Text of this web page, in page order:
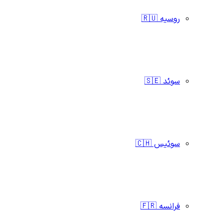
روسیه 🇷🇺
سوئد 🇸🇪
سوئیس 🇨🇭
فرانسه 🇫🇷